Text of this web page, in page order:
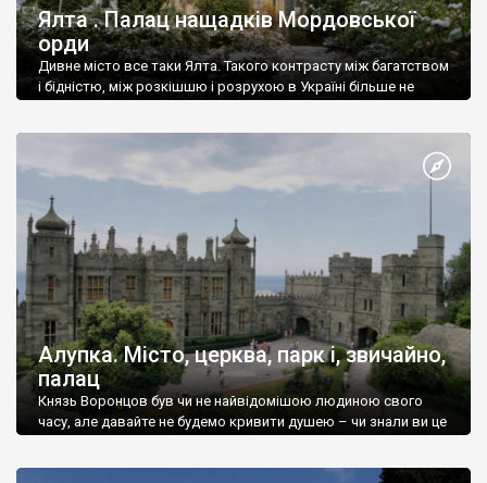
Ялта . Палац нащадків Мордовської
орди
Дивне місто все таки Ялта. Такого контрасту між багатством
і бідністю, між розкішшю і розрухою в Україні більше не
Алупка. Місто, церква, парк і, звичайно,
палац
Князь Воронцов був чи не найвідомішою людиною свого
часу, але давайте не будемо кривити душею – чи знали ви це